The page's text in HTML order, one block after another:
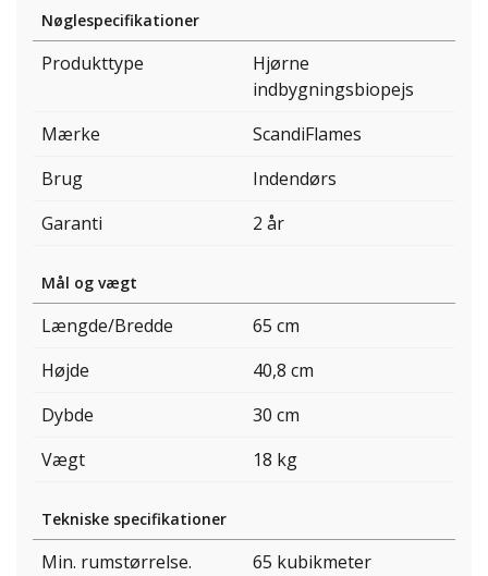
Nøglespecifikationer
Produkttype
Hjørne
indbygningsbiopejs
Mærke
ScandiFlames
Brug
Indendørs
Garanti
2 år
Mål og vægt
Længde/Bredde
65 cm
Højde
40,8 cm
Dybde
30 cm
Vægt
18 kg
Tekniske specifikationer
Min. rumstørrelse.
65 kubikmeter